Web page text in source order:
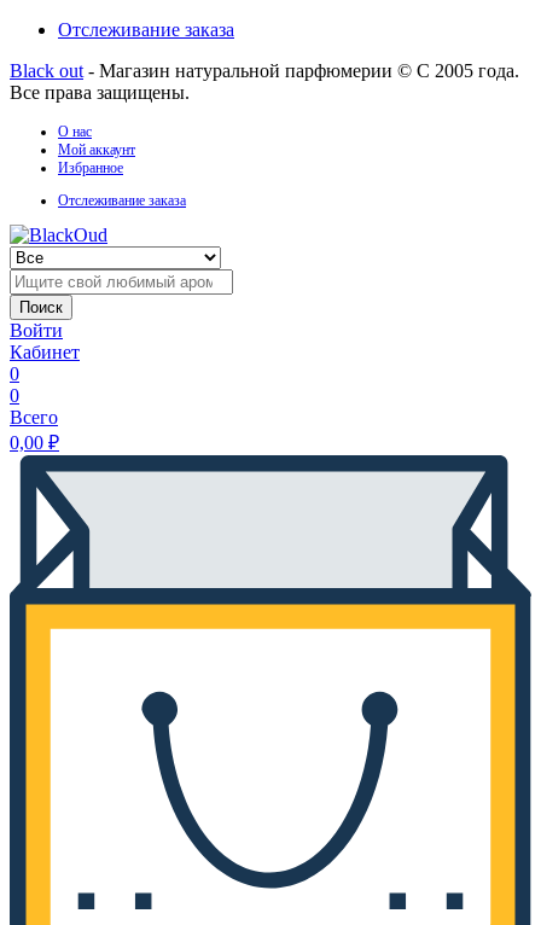
Отслеживание заказа
Black out - Магазин натуральной парфюмерии © С 2005 года.
Все права защищены.
О нас
Мой аккаунт
Избранное
Отслеживание заказа
Поиск
Войти
Кабинет
0
0
Всего
0,00 ₽